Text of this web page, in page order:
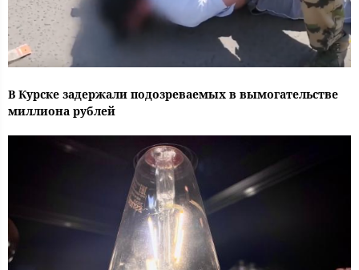
В Курске задержали подозреваемых в вымогательстве
миллиона рублей